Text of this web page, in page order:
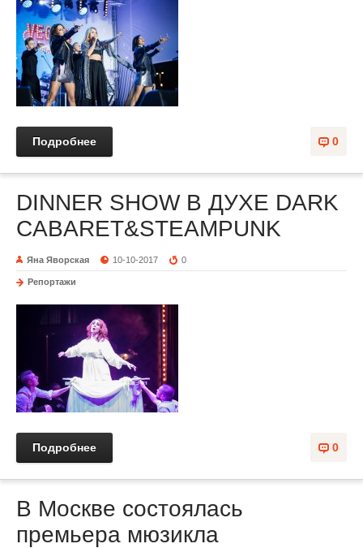
0
Подробнее
DINNER SHOW В ДУХЕ DARK
CABARET&STEAMPUNK
Яна Яворская 10-10-2017 0
Репортажи
0
Подробнее
В Москве состоялась
премьера мюзикла